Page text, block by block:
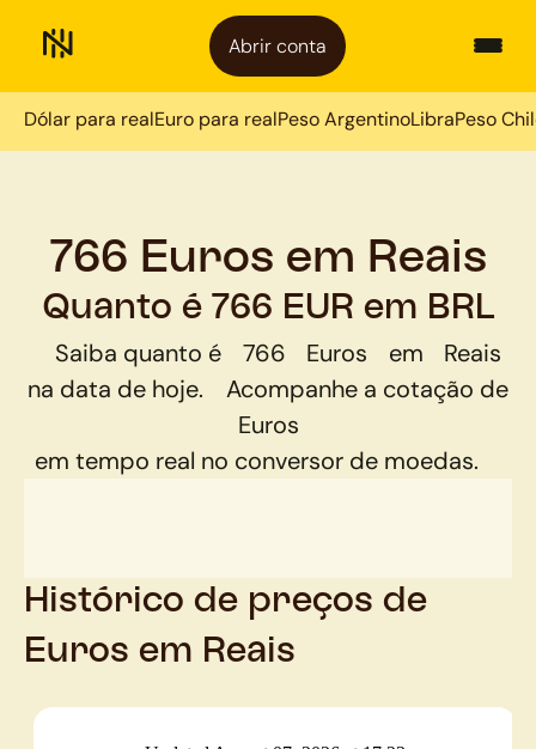
Abrir conta
Dólar para realEuro para realPeso ArgentinoLibraPeso
766 Euros em Reais
Quanto é 766 EUR em BRL
Saiba quanto é 766 Euros em
Reais
na data de hoje.
Acompanhe a cotação de
Euros
em tempo real no conversor de moedas.
Histórico de preços de
Euros em Reais